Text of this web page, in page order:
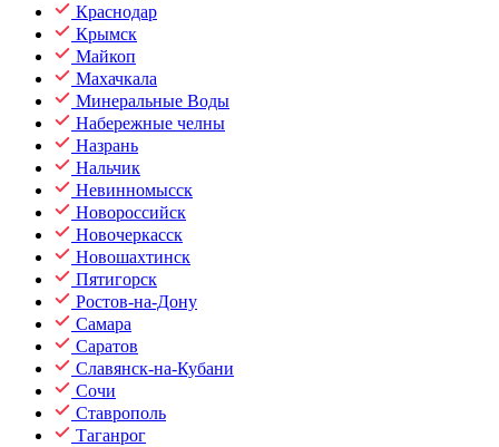
Краснодар
Крымск
Майкоп
Махачкала
Минеральные Воды
Набережные челны
Назрань
Нальчик
Невинномысск
Новороссийск
Новочеркасск
Новошахтинск
Пятигорск
Ростов-на-Дону
Самара
Саратов
Славянск-на-Кубани
Сочи
Ставрополь
Таганрог